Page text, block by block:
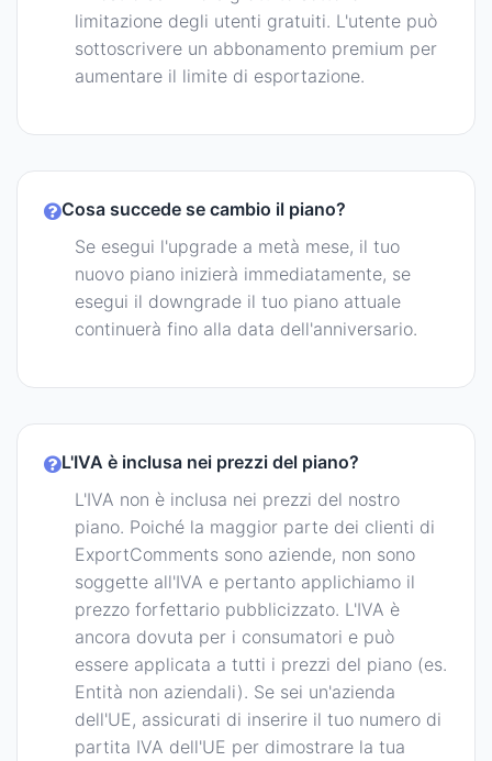
limitazione degli utenti gratuiti. L'utente può
sottoscrivere un abbonamento premium per
aumentare il limite di esportazione.
Cosa succede se cambio il piano?
Se esegui l'upgrade a metà mese, il tuo
nuovo piano inizierà immediatamente, se
esegui il downgrade il tuo piano attuale
continuerà fino alla data dell'anniversario.
L'IVA è inclusa nei prezzi del piano?
L'IVA non è inclusa nei prezzi del nostro
piano. Poiché la maggior parte dei clienti di
ExportComments sono aziende, non sono
soggette all'IVA e pertanto applichiamo il
prezzo forfettario pubblicizzato. L'IVA è
ancora dovuta per i consumatori e può
essere applicata a tutti i prezzi del piano (es.
Entità non aziendali). Se sei un'azienda
dell'UE, assicurati di inserire il tuo numero di
partita IVA dell'UE per dimostrare la tua